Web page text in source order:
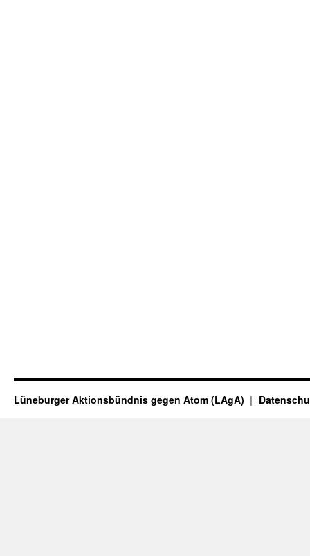
Lüneburger Aktionsbündnis gegen Atom (LAgA)